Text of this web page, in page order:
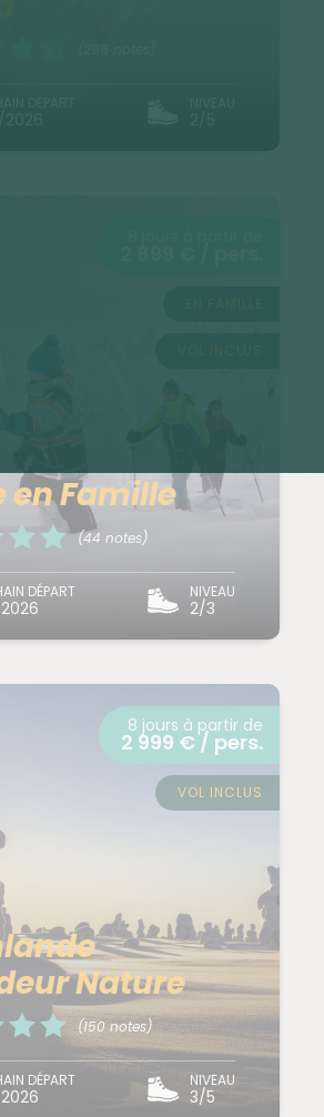
en Famille
(44 notes)
DÉPART NIVEAU
2/3
Nature
(150 notes)
DÉPART NIVEAU
3/5
8 jours à partir de
2 999 € / pers.
VOL INCLUS